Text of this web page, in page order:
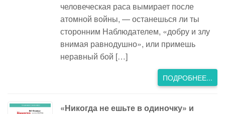
человеческая раса вымирает после
атомной войны, — останешься ли ты
сторонним Наблюдателем, «добру и злу
внимая равнодушно», или примешь
неравный бой […]
ПОДРОБНЕЕ...
«Никогда не ешьте в одиночку» и